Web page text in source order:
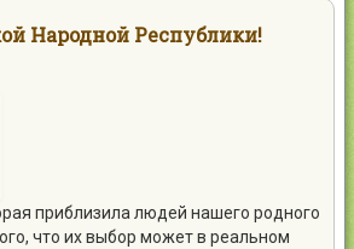
Народной Республики!
приблизила людей нашего родного
что их выбор может в реальном